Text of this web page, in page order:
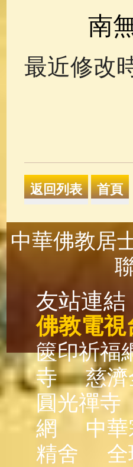
南無
最近修改
中華佛教居
友站連結
佛教電視
篋印祈福
寺
慈濟
圓光禪寺
網
中
精舍
全